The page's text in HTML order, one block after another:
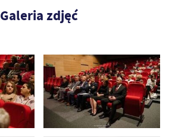
Galeria zdjęć